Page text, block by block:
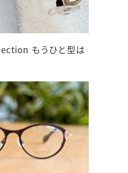
もうひと型は